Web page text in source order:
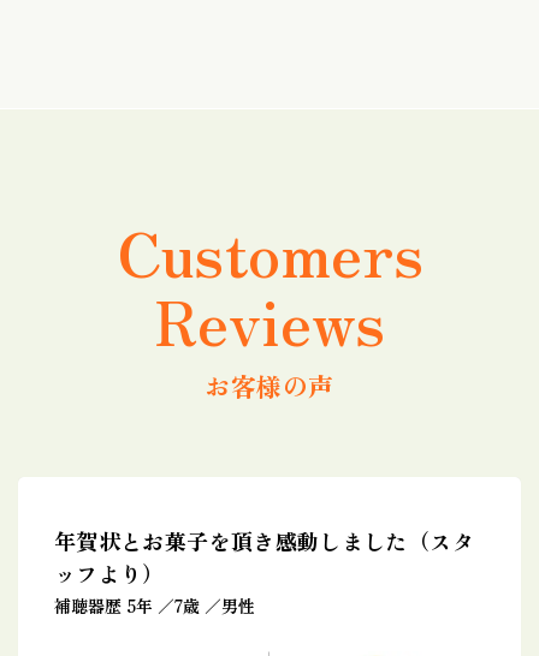
Customers
Reviews
お客様の声
年賀状とお菓子を頂き感動しました（スタ
ッフより）
補聴器歴 5年 7歳 男性